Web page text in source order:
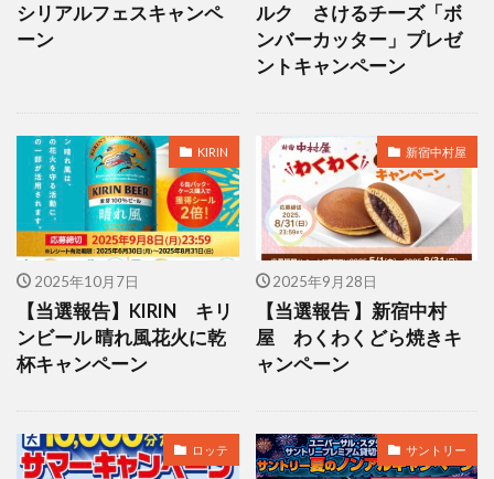
シリアルフェスキャンペ
ーン
ルク さけるチーズ「ボ
ンバーカッター」プレゼ
ントキャンペーン
KIRIN
2025年10月7日
【当選報告】KIRIN キリ
ンビール 晴れ風花火に乾
杯キャンペーン
新宿中村屋
2025年9月28日
【当選報告 】新宿中村
屋 わくわくどら焼きキ
ャンペーン
ロッテ サントリー